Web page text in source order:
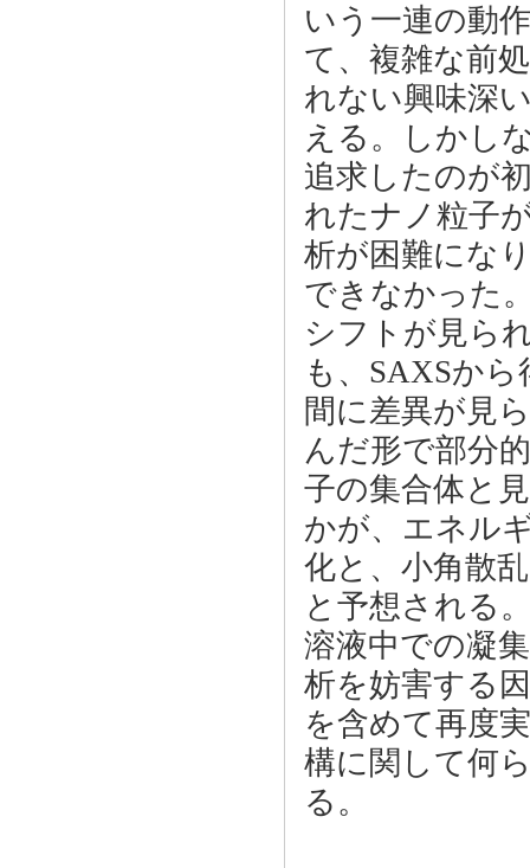
いう一連の動
て、複雑な前
れない興味深
える。しかし
追求したのが
れたナノ粒子
析が困難にな
できなかった
シフトが見ら
も、SAXSか
間に差異が見
んだ形で部分
子の集合体と
かが、エネル
化と、小角散
と予想される
溶液中での凝
析を妨害する
を含めて再度
構に関して何
る。